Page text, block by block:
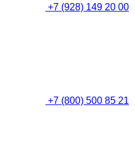
+7 (928) 149 20 00
+7 (800) 500 85 21